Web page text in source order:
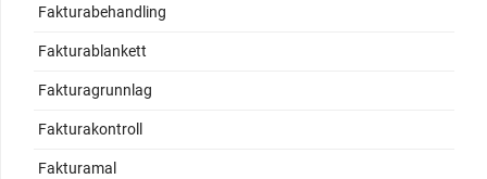
Fakturabehandling
Fakturablankett
Fakturagrunnlag
Fakturakontroll
Fakturamal